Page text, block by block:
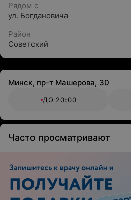
Рядом с
ул. Богдановича
Район
Советский
Минск, пр-т Машерова, 30
ДО 20:00
Часто просматривают